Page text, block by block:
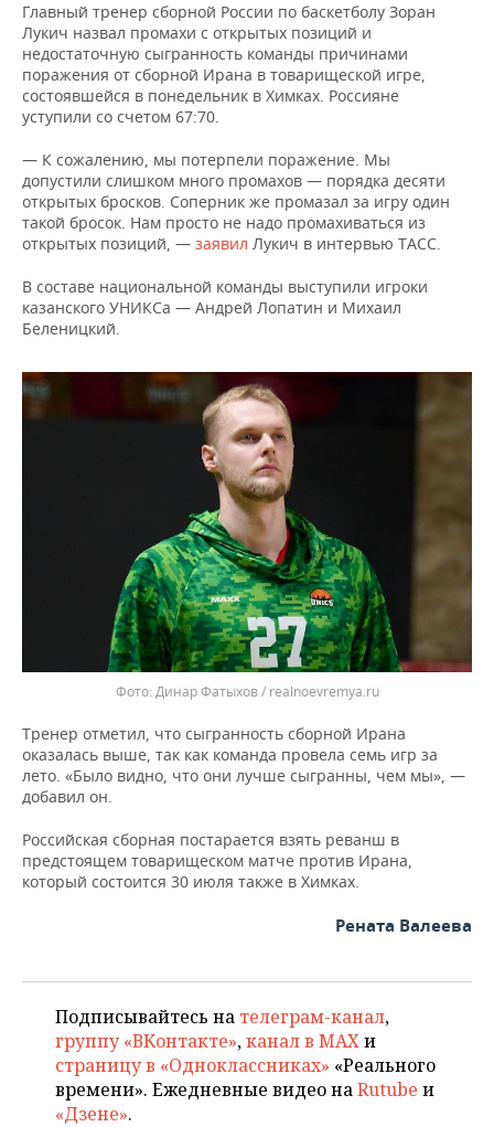
ОТКРЫТАЯ ЛЕКЦИЯ
БАСКЕТБОЛ
ВОЛЕЙБОЛ
ФИГУРНОЕ КАТАНИЕ
ВОДНЫЕ ВИДЫ СПОРТА
ХОККЕЙ С МЯЧОМ
ИНФРАСТРУКТУРА
ИСТОРИЯ
МЕДИЦИНА
ОБРАЗОВАНИЕ
ПРОИСШЕСТВИЯ
СПРАВОЧНИК
СПИСОК ПЕРСОН
ПОЛНАЯ ВЕРСИЯ
Главный тренер сборной России по баскетболу Зоран
Лукич назвал промахи с открытых позиций и
недостаточную сыгранность команды причинами
поражения от сборной Ирана в товарищеской игре,
состоявшейся в понедельник в Химках. Россияне
уступили со счетом 67:70.
— К сожалению, мы потерпели поражение. Мы
допустили слишком много промахов — порядка десяти
открытых бросков. Соперник же промазал за игру один
такой бросок. Нам просто не надо промахиваться из
открытых позиций, — заявил Лукич в интервью ТАСС.
В составе национальной команды выступили игроки
казанского УНИКСа — Андрей Лопатин и Михаил
Беленицкий.
Динар Фатыхов / realnoevremya.ru
Тренер отметил, что сыгранность сборной Ирана
оказалась выше, так как команда провела семь игр за
лето. «Было видно, что они лучше сыгранны, чем мы», —
добавил он.
Российская сборная постарается взять реванш в
предстоящем товарищеском матче против Ирана,
который состоится 30 июля также в Химках.
Рената Валеева
Подписывайтесь на телеграм-канал,
группу «ВКонтакте»,канал в MAXи
страницу в «Одноклассниках» «Реального
времени». Ежедневные видео наRutube и
«Дзене».